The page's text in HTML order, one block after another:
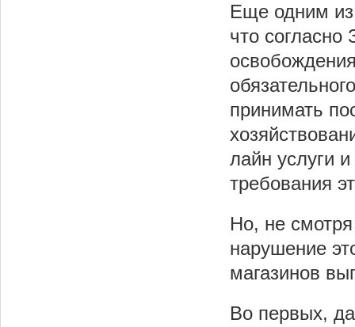
Еще одним
что
принимать
лайн услуги
требования
Но, не
нарушение
магазинов
Во первых,